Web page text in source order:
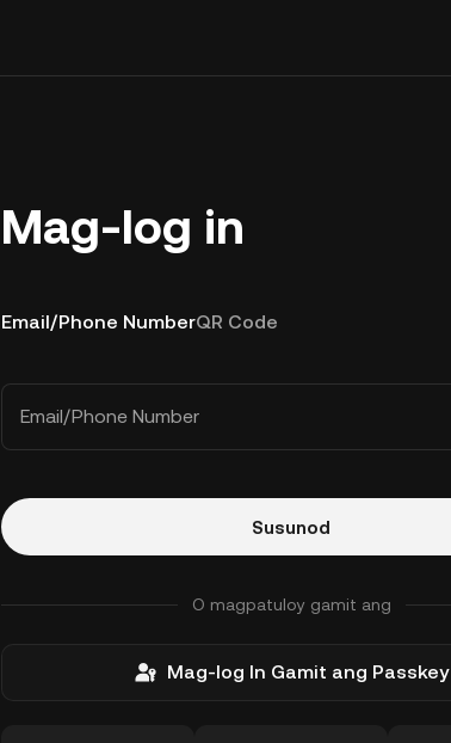
Mag-log in
Email/Phone NumberQR Code
Email/Phone Number
Susunod
O magpatuloy gamit ang
Mag-log In Gamit ang Passkey